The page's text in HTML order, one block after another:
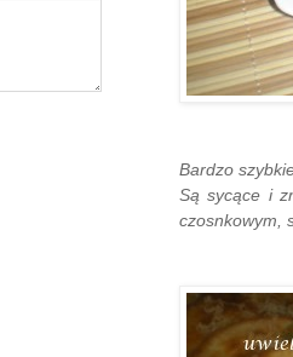
Bardzo
Są sycące i
czosnkowym,